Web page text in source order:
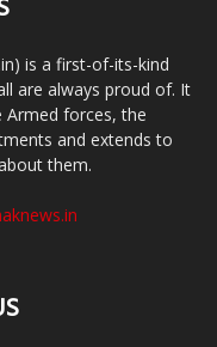
is a first-of-its-kind
are always proud of. It
forces, the
and extends to
them.